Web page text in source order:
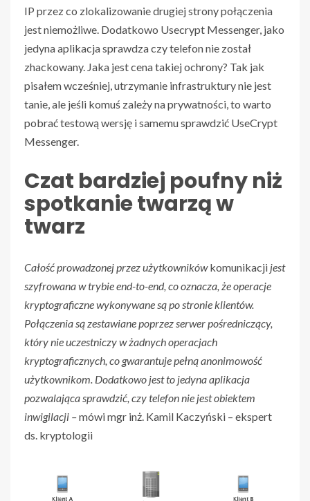
IP przez co zlokalizowanie drugiej strony połączenia
jest niemożliwe. Dodatkowo Usecrypt Messenger, jako
jedyna aplikacja sprawdza czy telefon nie został
zhackowany. Jaka jest cena takiej ochrony? Tak jak
pisałem wcześniej, utrzymanie infrastruktury nie jest
tanie, ale jeśli komuś zależy na prywatności, to warto
pobrać testową wersję i samemu sprawdzić UseCrypt
Messenger.
Czat bardziej poufny niż
spotkanie twarzą w
twarz
Całość prowadzonej przez użytkownikówkomunikacji jest
szyfrowana w trybie end-to-end, cooznacza, że operacje
kryptograficzne wykonywane są po stronie klientów.
Połączenia są zestawiane poprzez serwer pośredniczący,
który nie uczestniczy w żadnych operacjach
kryptograficznych, co gwarantuje pełną anonimowość
użytkownikom. Dodatkowo jest to jedyna aplikacja
pozwalająca sprawdzić, czy telefon nie jest obiektem
inwigilacji –mówi mgr inż. Kamil Kaczyński – ekspert
ds. kryptologii